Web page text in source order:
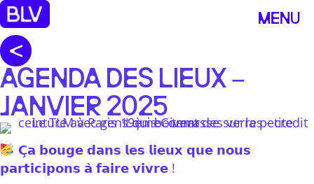
MENU
AGENDA DES LIEUX –
JANVIER 2025
𝗖̧𝗮 𝗯𝗼𝘂𝗴𝗲 𝗱𝗮𝗻𝘀 𝗹𝗲𝘀 𝗹𝗶𝗲𝘂𝘅 𝗾𝘂𝗲 𝗻𝗼𝘂𝘀
𝗽𝗮𝗿𝘁𝗶𝗰𝗶𝗽𝗼𝗻𝘀 𝗮̀ 𝗳𝗮𝗶𝗿𝗲 𝘃𝗶𝘃𝗿𝗲 !